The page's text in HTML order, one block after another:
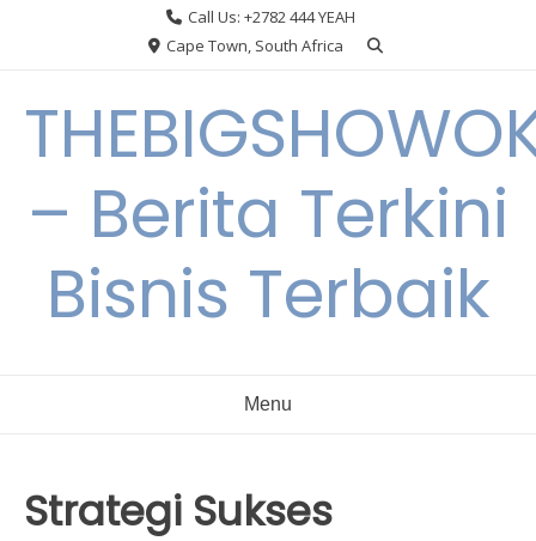
Call Us: +2782 444 YEAH
Cape Town, South Africa
– Berita Terkini
Bisnis Terbaik
Menu
Strategi Sukses